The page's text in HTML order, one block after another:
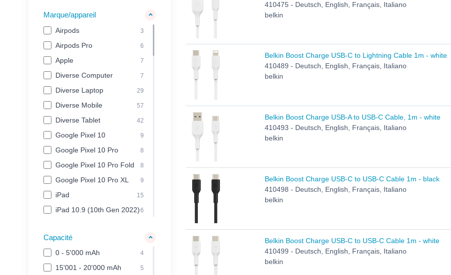
Porte-clès
protection
1
Housse de protection
Électricité
Casque à écouteurs
gaming câblée
Sans fil 18
Accessoires 5
Marque/appareil
Airpods 3
Airpods Pro 6
Apple 7
Diverse Computer 7
Diverse Laptop 29
Diverse Mobile 57
Diverse Tablet 42
Google Pixel 10 9
Google Pixel 10 Pro 8
Google Pixel 10 Pro Fold 8
Google Pixel 10 Pro XL 9
iPad 15
iPad 10.9 (10th Gen 2022)6
iPad mini
iPhone 4
iPhone 11 8
Capacité
0 - 5'000 mAh 4
15'001 - 20'000 mAh 5
410475 - Deutsch, English, Français, Italiano
belkin
Belkin Boost Charge USB-C to Lightning Cable 1m - white
410489 - Deutsch, English, Français, Italiano
belkin
Belkin Boost Charge USB-A to USB-C Cable, 1m - white
410493 - Deutsch, English, Français, Italiano
belkin
Belkin Boost Charge USB-C to USB-C Cable 1m - black
410498 - Deutsch, English, Français, Italiano
belkin
Belkin Boost Charge USB-C to USB-C Cable 1m - white
410499 - Deutsch, English, Français, Italiano
belkin